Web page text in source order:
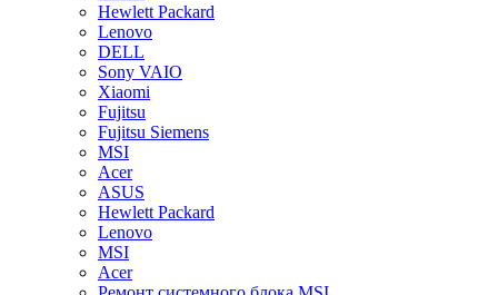
Hewlett Packard
Lenovo
DELL
Sony VAIO
Xiaomi
Fujitsu
Fujitsu Siemens
MSI
Acer
ASUS
Hewlett Packard
Lenovo
MSI
Acer